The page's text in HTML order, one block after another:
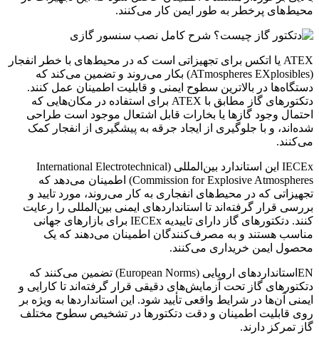
محیط‌های پرخطر به طور ایمن کار می‌کنند.
ATEX یا اتکس برای تجهیزاتی است که در محیط‌های با خطر انفجار
(ATmospheres EXplosibles) بکار می‌روند و تضمین می‌کند که
دستگاه‌ها در بالاترین سطوح ایمنی و قابلیت اطمینان عمل کنند.
دتکتورهای گاز مطابق با ATEX برای استفاده در مکان‌هایی که
احتمال وجود گازها یا بخارات قابل اشتعال موجود است طراحی
شده‌اند، و با جلوگیری از ایجاد جرقه به پیشگیری از انفجار کمک
می‌کنند.
IECEx این استاندارد بین‌المللی (International Electrotechnical
Commission for Explosive Atmospheres) اطمینان می‌دهد که
تجهیزاتی که در محیط‌های انفجاری به کار می‌روند، مورد تایید و
بررسی قرار گرفته‌اند تا استانداردهای ایمنی بین‌المللی را رعایت
کنند. دتکتورهای گاز دارای تاییدیه IECEx برای بازارهای جهانی
مناسب هستند و به مصرف‌کنندگان اطمینان می‌دهند که یک
محصول ایمن خریداری می‌کنند.
ENاستانداردهای اروپایی (European Norms) تضمین می‌کنند که
دتکتورهای گاز تحت آزمایش‌های دقیقی قرار گرفته‌اند تا کارایی و
ایمنی آن‌ها در شرایط واقعی تأیید شود. این استانداردها به ویژه بر
روی قابلیت اطمینان و دقت دتکتورها در تشخیص سطوح مختلف
گاز تمرکز دارند.